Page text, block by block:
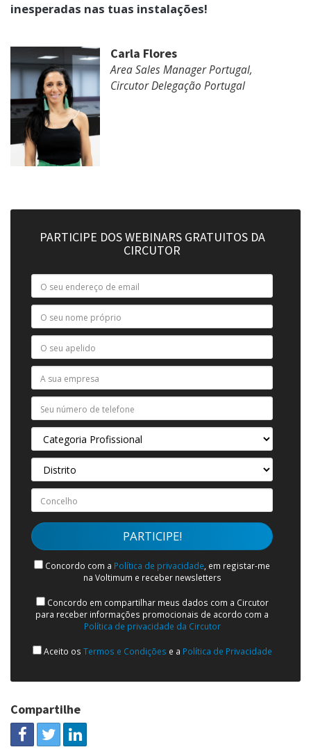
inesperadas nas tuas instalações!
Carla Flores
Area Sales Manager Portugal,
Circutor Delegação Portugal
PARTICIPE DOS WEBINARS GRATUITOS DA
CIRCUTOR
Concordo com a Política de privacidade, em registar-me
na Voltimum e receber newsletters
Concordo em compartilhar meus dados com a Circutor
para receber informações promocionais de acordo com a
Política de privacidade da Circutor
Aceito os Termos e Condições e a Política de Privacidade
Compartilhe